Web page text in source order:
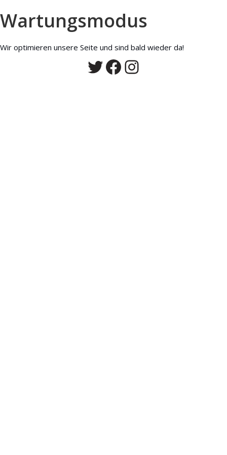
Wartungsmodus
Wir optimieren unsere Seite und sind bald wieder da!
Twitter
Facebook
Instagram